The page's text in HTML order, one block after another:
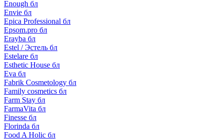
Enough бл
Envie бл
Epica Professional бл
Epsom.pro бл
Erayba бл
Estel / Эстель бл
Estelare бл
Esthetic House бл
Eva бл
Fabrik Cosmetology бл
Family cosmetics бл
Farm Stay бл
FarmaVita бл
Finesse бл
Florinda бл
Food A Holic бл